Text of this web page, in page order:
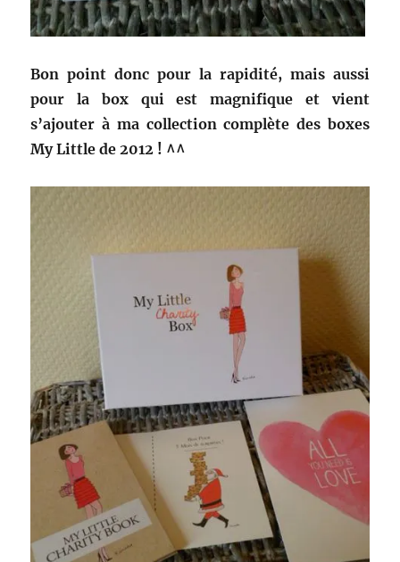
Bon point donc pour la rapidité, mais aussi
pour la box qui est magnifique et vient
s’ajouter à ma collection complète des boxes
My Little de 2012 ! ^^